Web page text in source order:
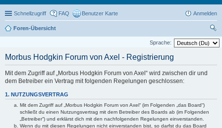
Schnellzugriff FAQ Benutzer Karte Anmelden
Foren-Übersicht
uc
Sprache:
Morbus Hodgkin Forum von Axel - Registrierung
Mit dem Zugriff auf „Morbus Hodgkin Forum von Axel“ wird zwischen dir und
dem Betreiber ein Vertrag mit folgenden Regelungen geschlossen:
1. NUTZUNGSVERTRAG
Mit dem Zugriff auf „Morbus Hodgkin Forum von Axel“ (im Folgenden „das Board“)
schließt du einen Nutzungsvertrag mit dem Betreiber des Boards ab (im Folgenden
„Betreiber“) und erklärst dich mit den nachfolgenden Regelungen einverstanden.
Wenn du mit diesen Regelungen nicht einverstanden bist, so darfst du das Board